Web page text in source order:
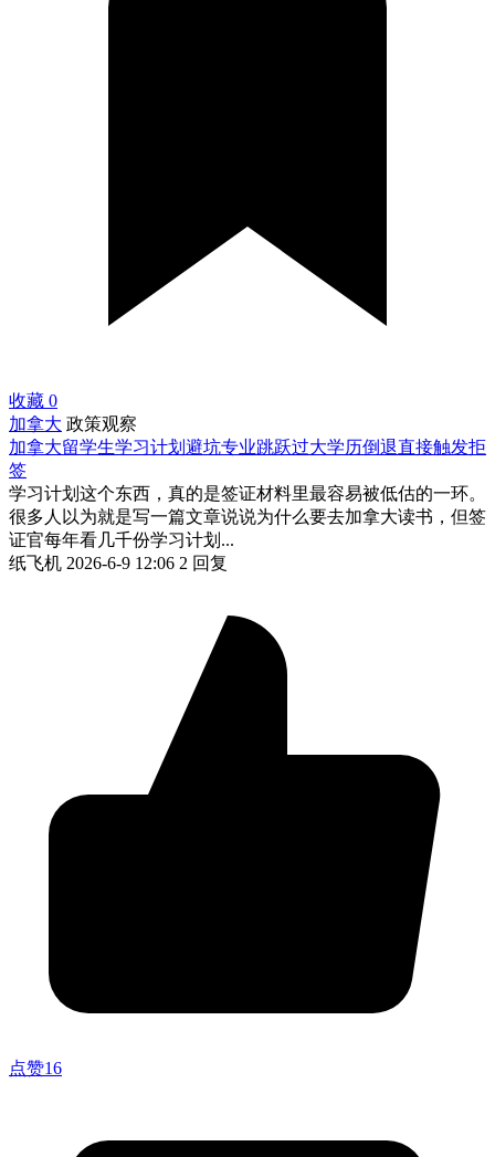
收藏 0
加拿大 政策观察
加拿大留学生学习计划避坑专业跳跃过大学历倒退直接触发拒
签
学习计划这个东西，真的是签证材料里最容易被低估的一环。
很多人以为就是写一篇文章说说为什么要去加拿大读书，但签
证官每年看几千份学习计划...
纸飞机 2026-6-9 12:06 2 回复
点赞16